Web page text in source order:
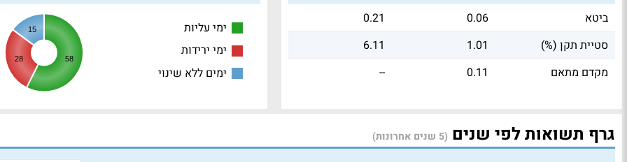
ביטא 0.06
0.21
סטיית תקן (%)
1.01
6.11
מקדם מתאם
0.11
--
ימי עליות
ימי ירידות
ימים ללא שינוי
58
28
15
גרף תשואות לפי שנים (5 שנים אחרונות)